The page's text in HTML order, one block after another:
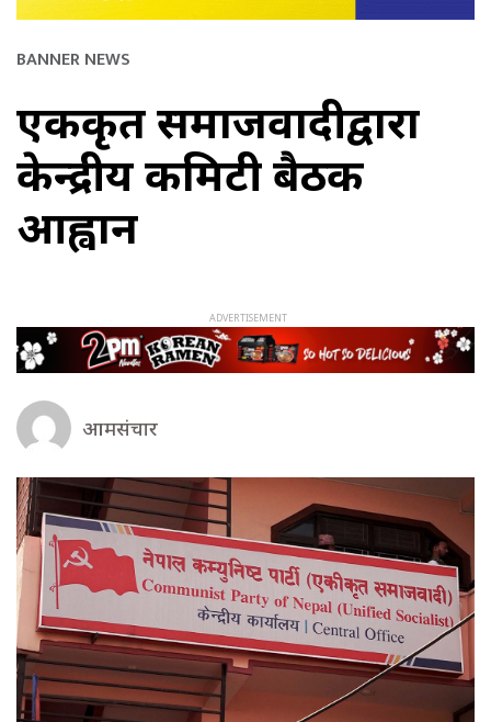
BANNER NEWS
एकीकृत समाजवादीद्वारा
केन्द्रीय कमिटी बैठक
आह्वान
आमसंचार